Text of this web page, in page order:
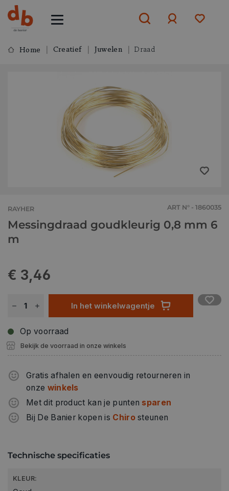
ofaanmelden
Home Creatief Juwelen Draad
RAYHER ART N° - 1860035
Messingdraad goudkleurig 0,8 mm 6
m
€ 3,46
In het winkelwagentje
Op voorraad
Bekijk de voorraad in onze winkels
Gratis afhalen en eenvoudig retourneren in
onze winkels
Met dit product kan je punten sparen
Bij De Banier kopen is Chirosteunen
Technische specificaties
KLEUR: